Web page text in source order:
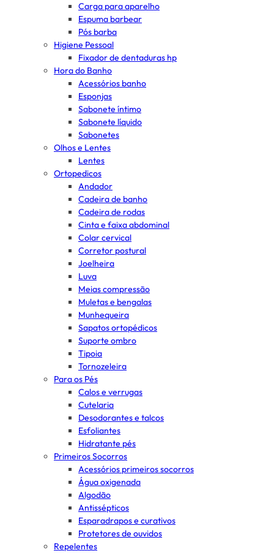
Carga para aparelho
Espuma barbear
Pós barba
Higiene Pessoal
Fixador de dentaduras hp
Hora do Banho
Acessórios banho
Esponjas
Sabonete íntimo
Sabonete líquido
Sabonetes
Olhos e Lentes
Lentes
Ortopedicos
Andador
Cadeira de banho
Cadeira de rodas
Cinta e faixa abdominal
Colar cervical
Corretor postural
Joelheira
Luva
Meias compressão
Muletas e bengalas
Munhequeira
Sapatos ortopédicos
Suporte ombro
Tipoia
Tornozeleira
Para os Pés
Calos e verrugas
Cutelaria
Desodorantes e talcos
Esfoliantes
Hidratante pés
Primeiros Socorros
Acessórios primeiros socorros
Água oxigenada
Algodão
Antissépticos
Esparadrapos e curativos
Protetores de ouvidos
Repelentes